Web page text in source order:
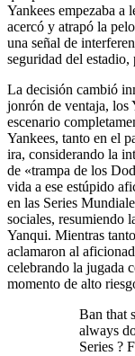
Yankees empezaba a
acercó y atrapó la
una señal de
seguridad del estadio,
La decisión cambió
jonrón de ventaja, los
escenario
Yankees, tanto en el
ira, considerando la
de «trampa de los
vida a ese estúpido
en las Series
sociales, resumiendo
Yanqui. Mientras
aclamaron al
celebrando la jugada
momento de alto
Ban that
always
Series ?